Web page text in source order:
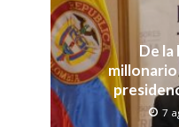
De la
millonario
7